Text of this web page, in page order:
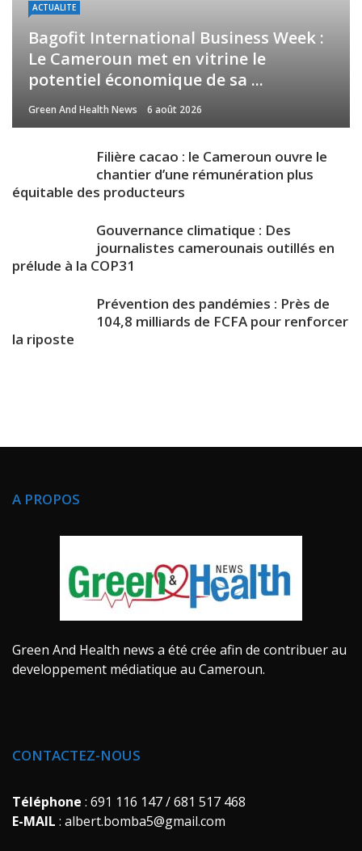
ACTUALITE
Bagofit International Business Week :
Le Cameroun met en vitrine le
potentiel économique de sa ...
Green And Health News 6 août 2026
Filière cacao : le Cameroun ouvre le
chantier d’une rémunération plus
équitable des producteurs
Gouvernance climatique : Des
journalistes camerounais outillés en
prélude à la COP31
Prévention des pandémies : Près de
104,8 milliards de FCFA pour renforcer
la riposte
A PROPOS
Green And Health news a été crée afin de contribuer au
developpement médiatique au Cameroun.
CONTACTEZ-NOUS
Téléphone : 691 116 147 / 681 517 468
E-MAIL : albert.bomba5@gmail.com